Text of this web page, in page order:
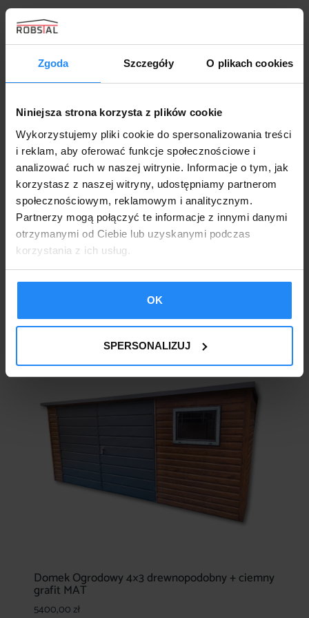
Zgoda Szczegóły O plikach cookies
Niniejsza strona korzysta z plików cookie
Wykorzystujemy pliki cookie do spersonalizowania treści
i reklam, aby oferować funkcje społecznościowe i
analizować ruch w naszej witrynie. Informacje o tym, jak
korzystasz z naszej witryny, udostępniamy partnerom
społecznościowym, reklamowym i analitycznym.
Partnerzy mogą połączyć te informacje z innymi danymi
otrzymanymi od Ciebie lub uzyskanymi podczas
korzystania z ich usług.
OK
SPERSONALIZUJ
Domek/Schowek ogrodowy 4x2m drewno +
antracyt spad na tył
Domek Ogrodowy 4×3 drewnopodobny + ciemny
grafit MAT
5400,00zł